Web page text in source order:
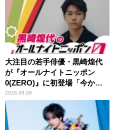
大注目の若手俳優・黒崎煌代
が『オールナイトニッポン
0(ZERO)』に初登場「今から
とてもワクワクしておりま
す！」
2026.08.08